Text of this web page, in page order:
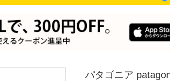
パタゴニア